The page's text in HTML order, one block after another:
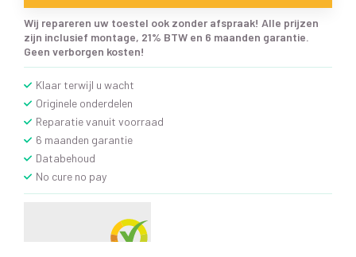
Wij repareren uw toestel ook zonder afspraak! Alle prijzen
zijn inclusief montage, 21% BTW en 6 maanden garantie.
Geen verborgen kosten!
Klaar terwijl u wacht
Originele onderdelen
Reparatie vanuit voorraad
6 maanden garantie
Databehoud
No cure no pay